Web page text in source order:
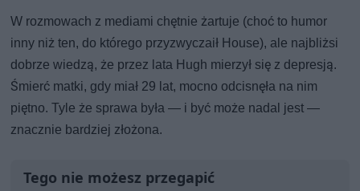
W rozmowach z mediami chętnie żartuje (choć to humor
inny niż ten, do którego przyzwyczaił House), ale najbliżsi
dobrze wiedzą, że przez lata Hugh mierzył się z depresją.
Śmierć matki, gdy miał 29 lat, mocno odcisnęła na nim
piętno. Tyle że sprawa była — i być może nadal jest —
znacznie bardziej złożona.
Tego nie możesz przegapić